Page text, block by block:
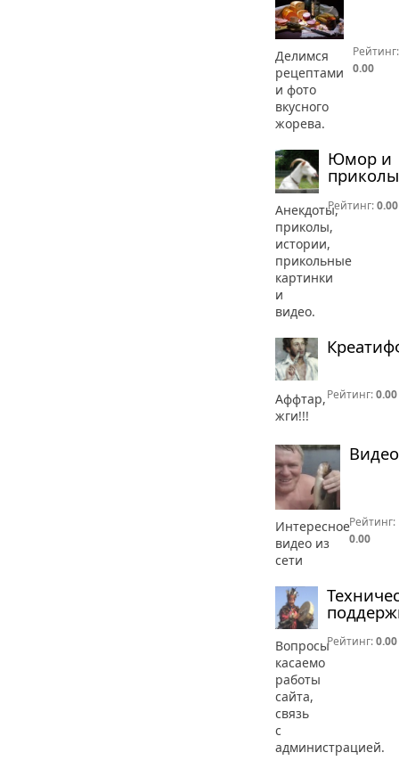
Делимся
рецептами
и фото
вкусного
жорева.
Рейтинг:
0.00
Юмор и
приколы
Анекдоты,
приколы,
истории,
прикольные
картинки
и
видео.
Рейтинг:0.00
Аффтар,
жги!!!
Рейтинг:0.00
Видео
Интересное
видео из
сети
Рейтинг:
0.00
Вопросы
касаемо
работы
сайта,
связь
с
администрацией.
Рейтинг:0.00